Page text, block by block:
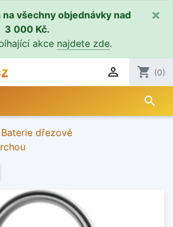
všechny objednávky nad
3 000 Kč.
akce najdete zde.
×
 shopping_cart (0)
search
Baterie dřezové